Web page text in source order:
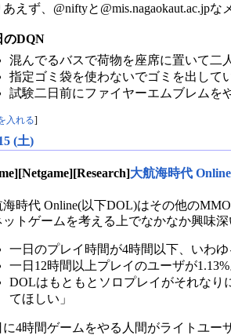
あえず、@niftyと@mis.nagaokaut.ac.jp
のDQN
混んでるバスで荷物を座席に置いて二
指定ゴミ袋を使わないでゴミを出して
試験二日前にファイヤーエムブレムを
入れる
(土)
大航海時代
海時代 Online(以下DOL)はその他の
ットゲームを考える上でなかなか興味深
一日のプレイ時間が4時間以下、いわ
一日12時間以上プレイのユーザが
DOLはもともとソロプレイがそれなり
てほしい」
に4時間ゲームをやる人間がライトユー